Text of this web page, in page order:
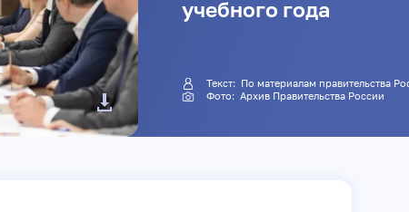
учебного года
Текст: По материалам правительства
Фото: Архив Правительства России